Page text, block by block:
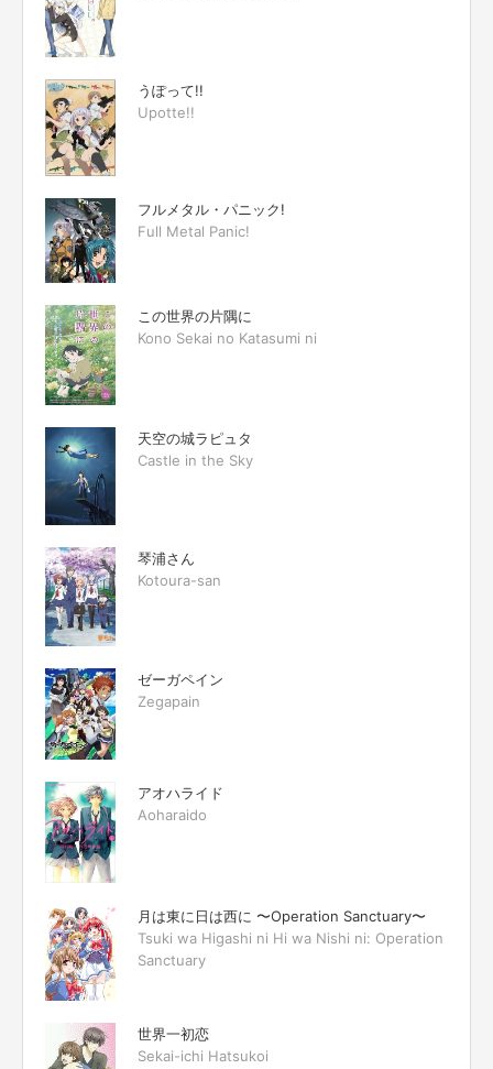
うぽって!!
Upotte!!
フルメタル・パニック!
Full Metal Panic!
この世界の片隅に
Kono Sekai no Katasumi ni
天空の城ラピュタ
Castle in the Sky
琴浦さん
Kotoura-san
ゼーガペイン
Zegapain
アオハライド
Aoharaido
月は東に日は西に 〜Operation Sanctuary〜
Tsuki wa Higashi ni Hi wa Nishi ni: Operation
Sanctuary
世界一初恋
Sekai-ichi Hatsukoi